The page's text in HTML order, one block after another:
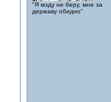
"Я мзду не беру, мне за
державу обидно"